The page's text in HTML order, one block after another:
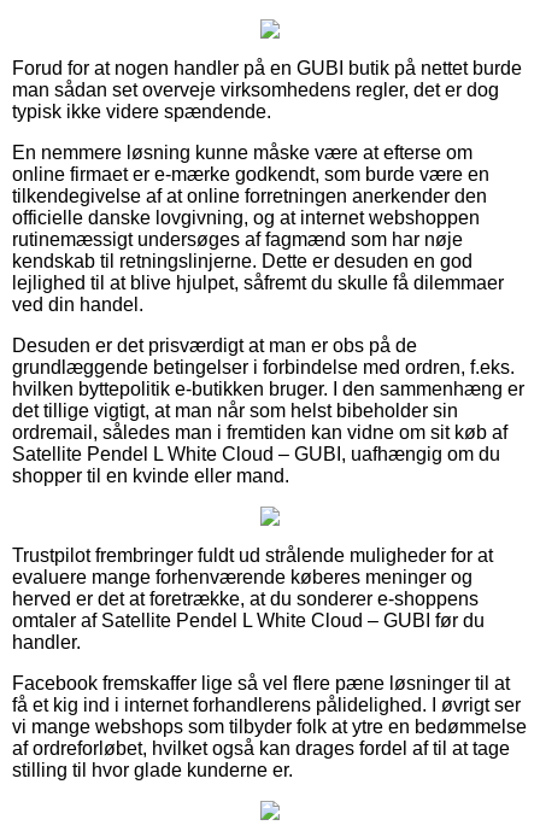
Forud for at nogen handler på en GUBI butik på nettet burde
man sådan set overveje virksomhedens regler, det er dog
typisk ikke videre spændende.
En nemmere løsning kunne måske være at efterse om
online firmaet er e-mærke godkendt, som burde være en
tilkendegivelse af at online forretningen anerkender den
officielle danske lovgivning, og at internet webshoppen
rutinemæssigt undersøges af fagmænd som har nøje
kendskab til retningslinjerne. Dette er desuden en god
lejlighed til at blive hjulpet, såfremt du skulle få dilemmaer
ved din handel.
Desuden er det prisværdigt at man er obs på de
grundlæggende betingelser i forbindelse med ordren, f.eks.
hvilken byttepolitik e-butikken bruger. I den sammenhæng er
det tillige vigtigt, at man når som helst bibeholder sin
ordremail, således man i fremtiden kan vidne om sit køb af
Satellite Pendel L White Cloud – GUBI, uafhængig om du
shopper til en kvinde eller mand.
Trustpilot frembringer fuldt ud strålende muligheder for at
evaluere mange forhenværende køberes meninger og
herved er det at foretrække, at du sonderer e-shoppens
omtaler af Satellite Pendel L White Cloud – GUBI før du
handler.
Facebook fremskaffer lige så vel flere pæne løsninger til at
få et kig ind i internet forhandlerens pålidelighed. I øvrigt ser
vi mange webshops som tilbyder folk at ytre en bedømmelse
af ordreforløbet, hvilket også kan drages fordel af til at tage
stilling til hvor glade kunderne er.